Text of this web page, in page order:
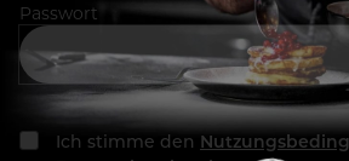
Passwort
Ich stimme den